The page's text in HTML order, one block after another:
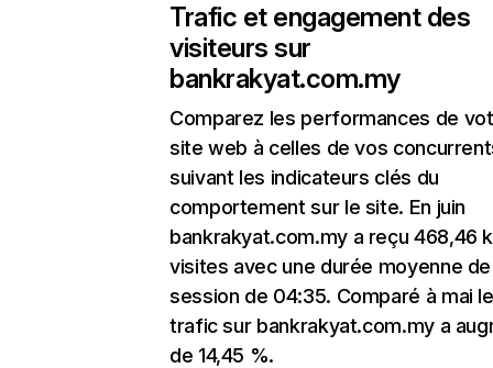
Trafic et engagement des
visiteurs sur
bankrakyat.com.my
Comparez les performances de
site web à celles de vos
suivant les indicateurs clés du
comportement sur le site. En juin
bankrakyat.com.my a reçu 468,46 k
visites avec une durée moyenne
session de 04:35. Comparé à mai le
trafic sur bankrakyat.com.my a
de 14,45 %.